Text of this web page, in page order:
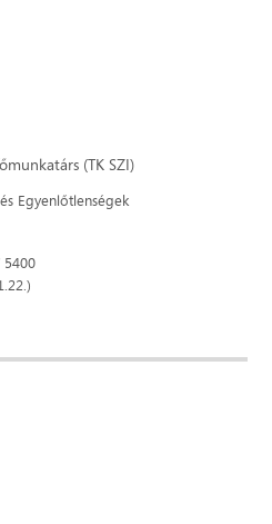
(TK SZI)
Egyenlőtlenségek